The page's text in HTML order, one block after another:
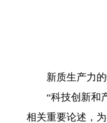
新质生产力
“科技创新和
相关重要论述，